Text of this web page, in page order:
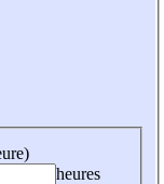
heures